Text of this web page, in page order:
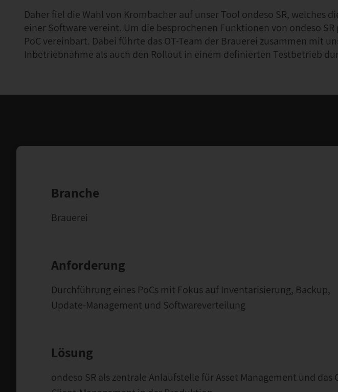
Daher fiel die Wahl von Krombacher auf unser Tool ondeso SR, welches
einer Software vereint. Um die besprochenen Funktionen von ondeso
PoC vereinbart. Dabei führte das OT-Team der Brauerei zusammen mit
Inbetriebnahme als auch den Rollout in einem definierten Testbetrieb
Branche
Brauerei
Anforderung
Durchführung eines PoCs mit Fokus auf Inventarisierung, Backup,
Update-Management und Softwareverteilung
Lösung
ondeso SR als zentrale Anlaufstelle für Asset Management und das